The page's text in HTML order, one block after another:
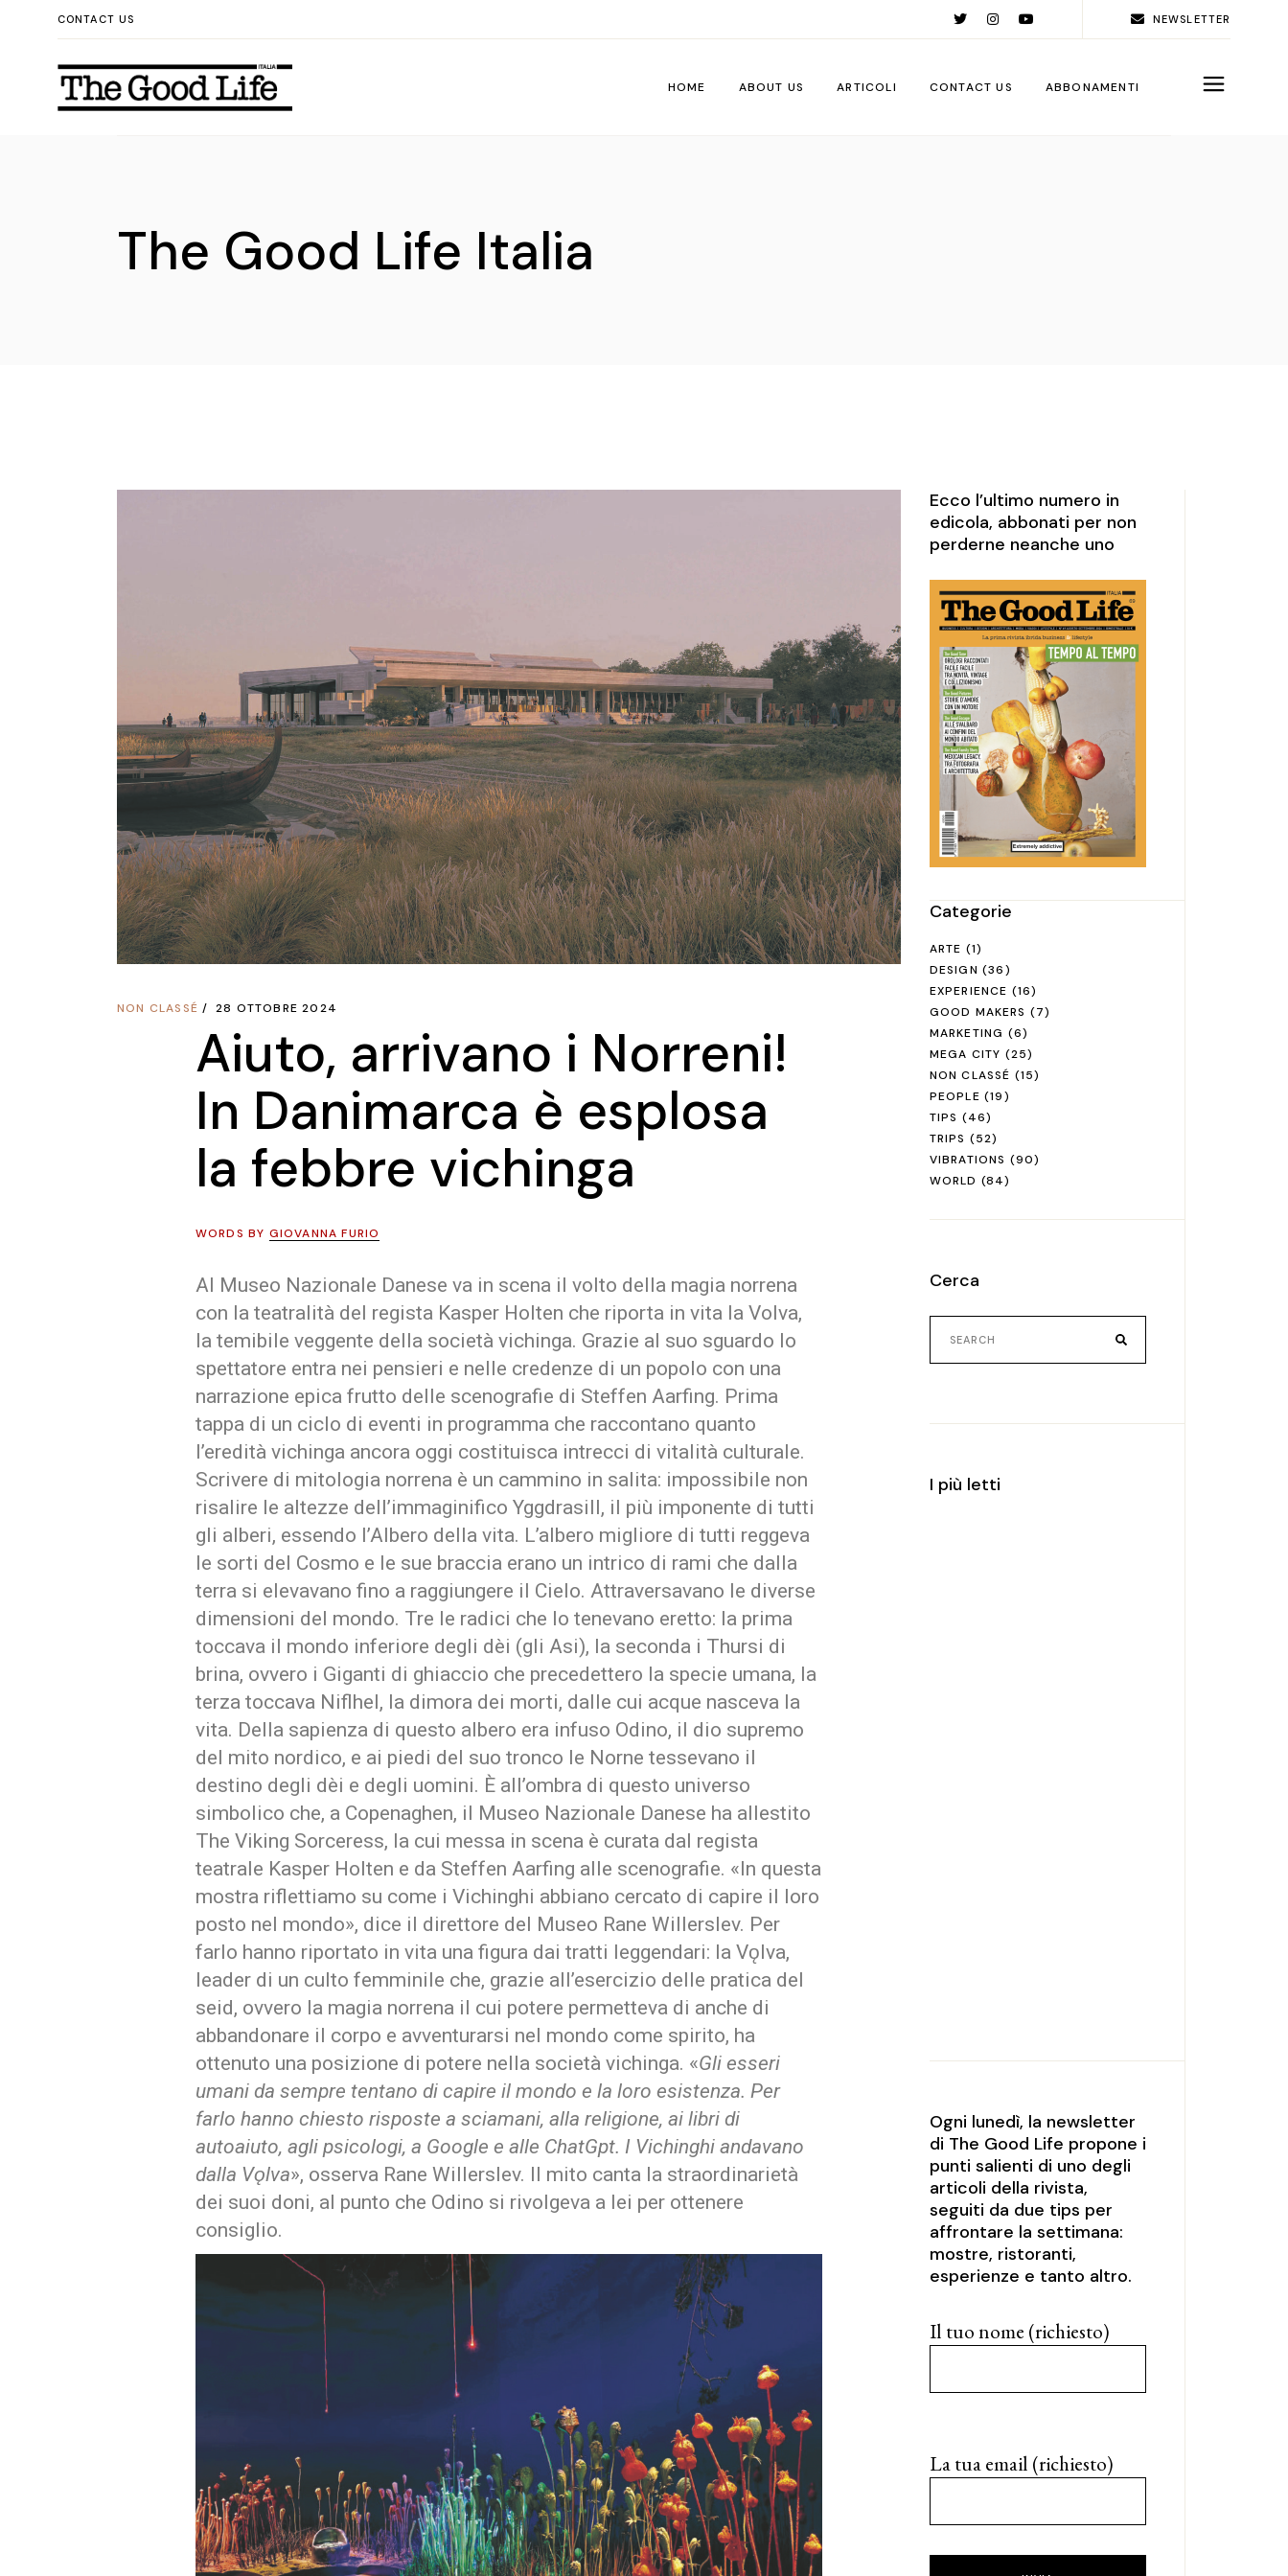
CONTACT US NEWSLETTER
HOME ABOUT US ARTICOLI CONTACT US ABBONAMENTI
The Good Life Italia
NON CLASSÉ 28 OTTOBRE 2024
Aiuto, arrivano i Norreni!
In Danimarca è esplosa
la febbre vichinga
WORDS BY GIOVANNA FURIO
Al Museo Nazionale Danese va in scena il volto della magia norrena
con la teatralità del regista Kasper Holten che riporta in vita la Volva,
la temibile veggente della società vichinga. Grazie al suo sguardo lo
spettatore entra nei pensieri e nelle credenze di un popolo con una
narrazione epica frutto delle scenografie di Steffen Aarfing. Prima
tappa di un ciclo di eventi in programma che raccontano quanto
l’eredità vichinga ancora oggi costituisca intrecci di vitalità culturale.
Scrivere di mitologia norrena è un cammino in salita: impossibile non
risalire le altezze dell’immaginifico Yggdrasill, il più imponente di tutti
gli alberi, essendo l’Albero della vita. L’albero migliore di tutti reggeva
le sorti del Cosmo e le sue braccia erano un intrico di rami che dalla
terra si elevavano fino a raggiungere il Cielo. Attraversavano le diverse
dimensioni del mondo. Tre le radici che lo tenevano eretto: la prima
toccava il mondo inferiore degli dèi (gli Asi), la seconda i Thursi di
brina, ovvero i Giganti di ghiaccio che precedettero la specie umana, la
terza toccava Niflhel, la dimora dei morti, dalle cui acque nasceva la
vita. Della sapienza di questo albero era infuso Odino, il dio supremo
del mito nordico, e ai piedi del suo tronco le Norne tessevano il
destino degli dèi e degli uomini. È all’ombra di questo universo
simbolico che, a Copenaghen, il Museo Nazionale Danese ha allestito
The Viking Sorceress, la cui messa in scena è curata dal regista
teatrale Kasper Holten e da Steffen Aarfing alle scenografie. «In questa
mostra riflettiamo su come i Vichinghi abbiano cercato di capire il loro
posto nel mondo», dice il direttore del Museo Rane Willerslev. Per
farlo hanno riportato in vita una figura dai tratti leggendari: la Vǫlva,
leader di un culto femminile che, grazie all’esercizio delle pratica del
seid, ovvero la magia norrena il cui potere permetteva di anche di
abbandonare il corpo e avventurarsi nel mondo come spirito, ha
ottenuto una posizione di potere nella società vichinga. «Gli esseri
umani da sempre tentano di capire il mondo e la loro esistenza. Per
farlo hanno chiesto risposte a sciamani, alla religione, ai libri di
autoaiuto, agli psicologi, a Google e alle ChatGpt. I Vichinghi andavano
dalla Vǫlva», osserva Rane Willerslev. Il mito canta la straordinarietà
dei suoi doni, al punto che Odino si rivolgeva a lei per ottenere
consiglio.
Ecco l’ultimo numero in
edicola, abbonati per non
perderne neanche uno
Categorie
ARTE (1)
DESIGN (36)
EXPERIENCE (16)
GOOD MAKERS (7)
MARKETING (6)
MEGA CITY (25)
NON CLASSÉ (15)
PEOPLE (19)
TIPS (46)
TRIPS (52)
VIBRATIONS (90)
WORLD (84)
Cerca
I più letti
Ogni lunedì, la newsletter
di The Good Life propone i
punti salienti di uno degli
articoli della rivista,
seguiti da due tips per
affrontare la settimana:
mostre, ristoranti,
esperienze e tanto altro.
Il tuo nome (richiesto)
La tua email (richiesto)